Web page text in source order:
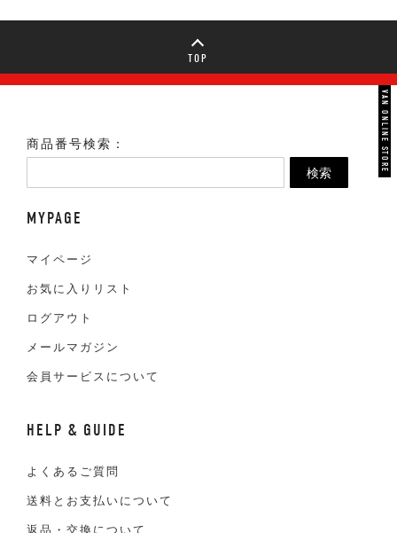
TOP
商品番号検索：
検索
MYPAGE
マイページ
お気に入りリスト
ログアウト
メールマガジン
会員サービスについて
HELP & GUIDE
よくあるご質問
送料とお支払いについて
返品・交換について
VAN ONLINE STORE